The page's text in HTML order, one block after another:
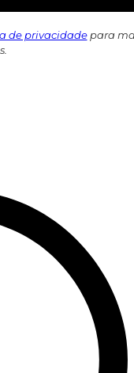
de privacidadepara